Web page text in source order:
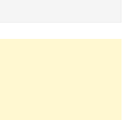
বিরুদ্ধে মানববন্ধন ও